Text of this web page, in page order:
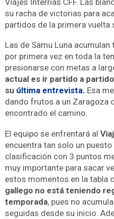
su racha de victorias para
partidos de la primera vuelta
Las de Samu Luna
por primera vez en toda la
presionarse con metas a
actual es ir partido a
su última entrevista. Esa
dando frutos a un Zaragoza
encontrado el camino.
El equipo se enfrentará al
encuentra tan solo un
clasificación con 3 puntos
muy importante para sacar
estos momentos en la tabla
gallego no está teniendo
temporada, pues no
seguidas desde su inicio.